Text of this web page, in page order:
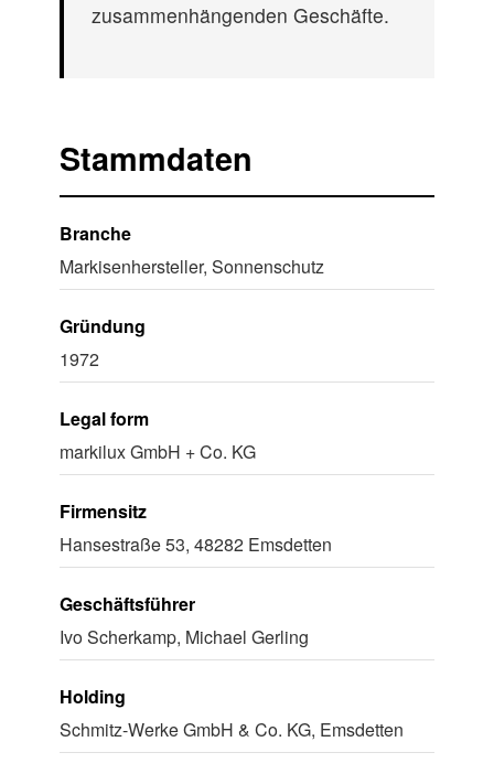
zusammenhängenden Geschäfte.
Stammdaten
Branche
Markisenhersteller, Sonnenschutz
Gründung
1972
Legal form
markilux GmbH + Co. KG
Firmensitz
Hansestraße 53, 48282 Emsdetten
Geschäftsführer
Ivo Scherkamp, Michael Gerling
Holding
Schmitz-Werke GmbH & Co. KG, Emsdetten